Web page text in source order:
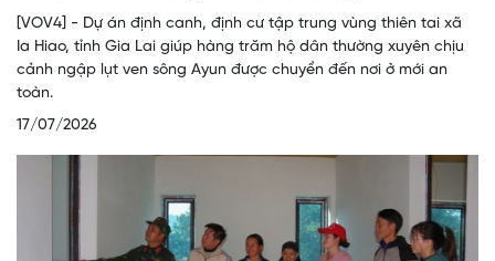
[VOV4] - Dự án định canh, định cư tập trung vùng thiên tai xã
Ia Hiao, tỉnh Gia Lai giúp hàng trăm hộ dân thường xuyên chịu
cảnh ngập lụt ven sông Ayun được chuyển đến nơi ở mới an
toàn.
17/07/2026